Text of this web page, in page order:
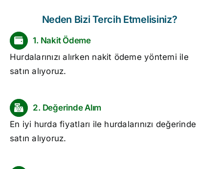
Neden Bizi Tercih Etmelisiniz?
1. Nakit Ödeme
Hurdalarınızı alırken nakit ödeme yöntemi ile
satın alıyoruz.
2. Değerinde Alım
En iyi hurda fiyatları ile hurdalarınızı değerinde
satın alıyoruz.